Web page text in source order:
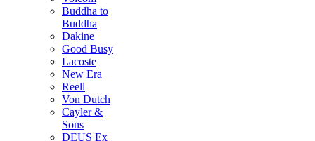
Buddha to
Buddha
Dakine
Good Busy
Lacoste
New Era
Reell
Von Dutch
Cayler &
Sons
DEUS Ex